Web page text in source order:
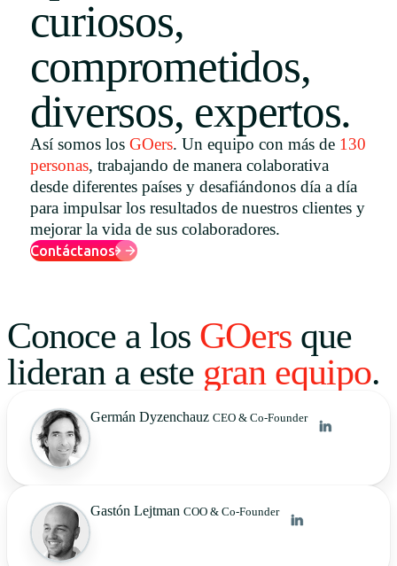
Uruguay
English
Português
curiosos,
comprometidos,
diversos, expertos.
Así somos los GOers. Un equipo con más de 130
personas, trabajando de manera colaborativa
desde diferentes países y desafiándonos día a día
para impulsar los resultados de nuestros clientes y
mejorar la vida de sus colaboradores.
Contáctanos
Conoce a los GOers que
lideran a este gran equipo.
Germán Dyzenchauz CEO & Co-Founder
Gastón Lejtman COO & Co-Founder